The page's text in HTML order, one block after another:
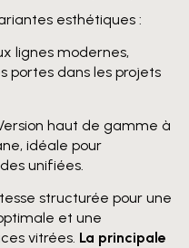
esthétiques :
lignes modernes,
portes dans les projets
haut de gamme à
idéale pour
unifiées.
structurée pour une
et une
vitrées. La principale